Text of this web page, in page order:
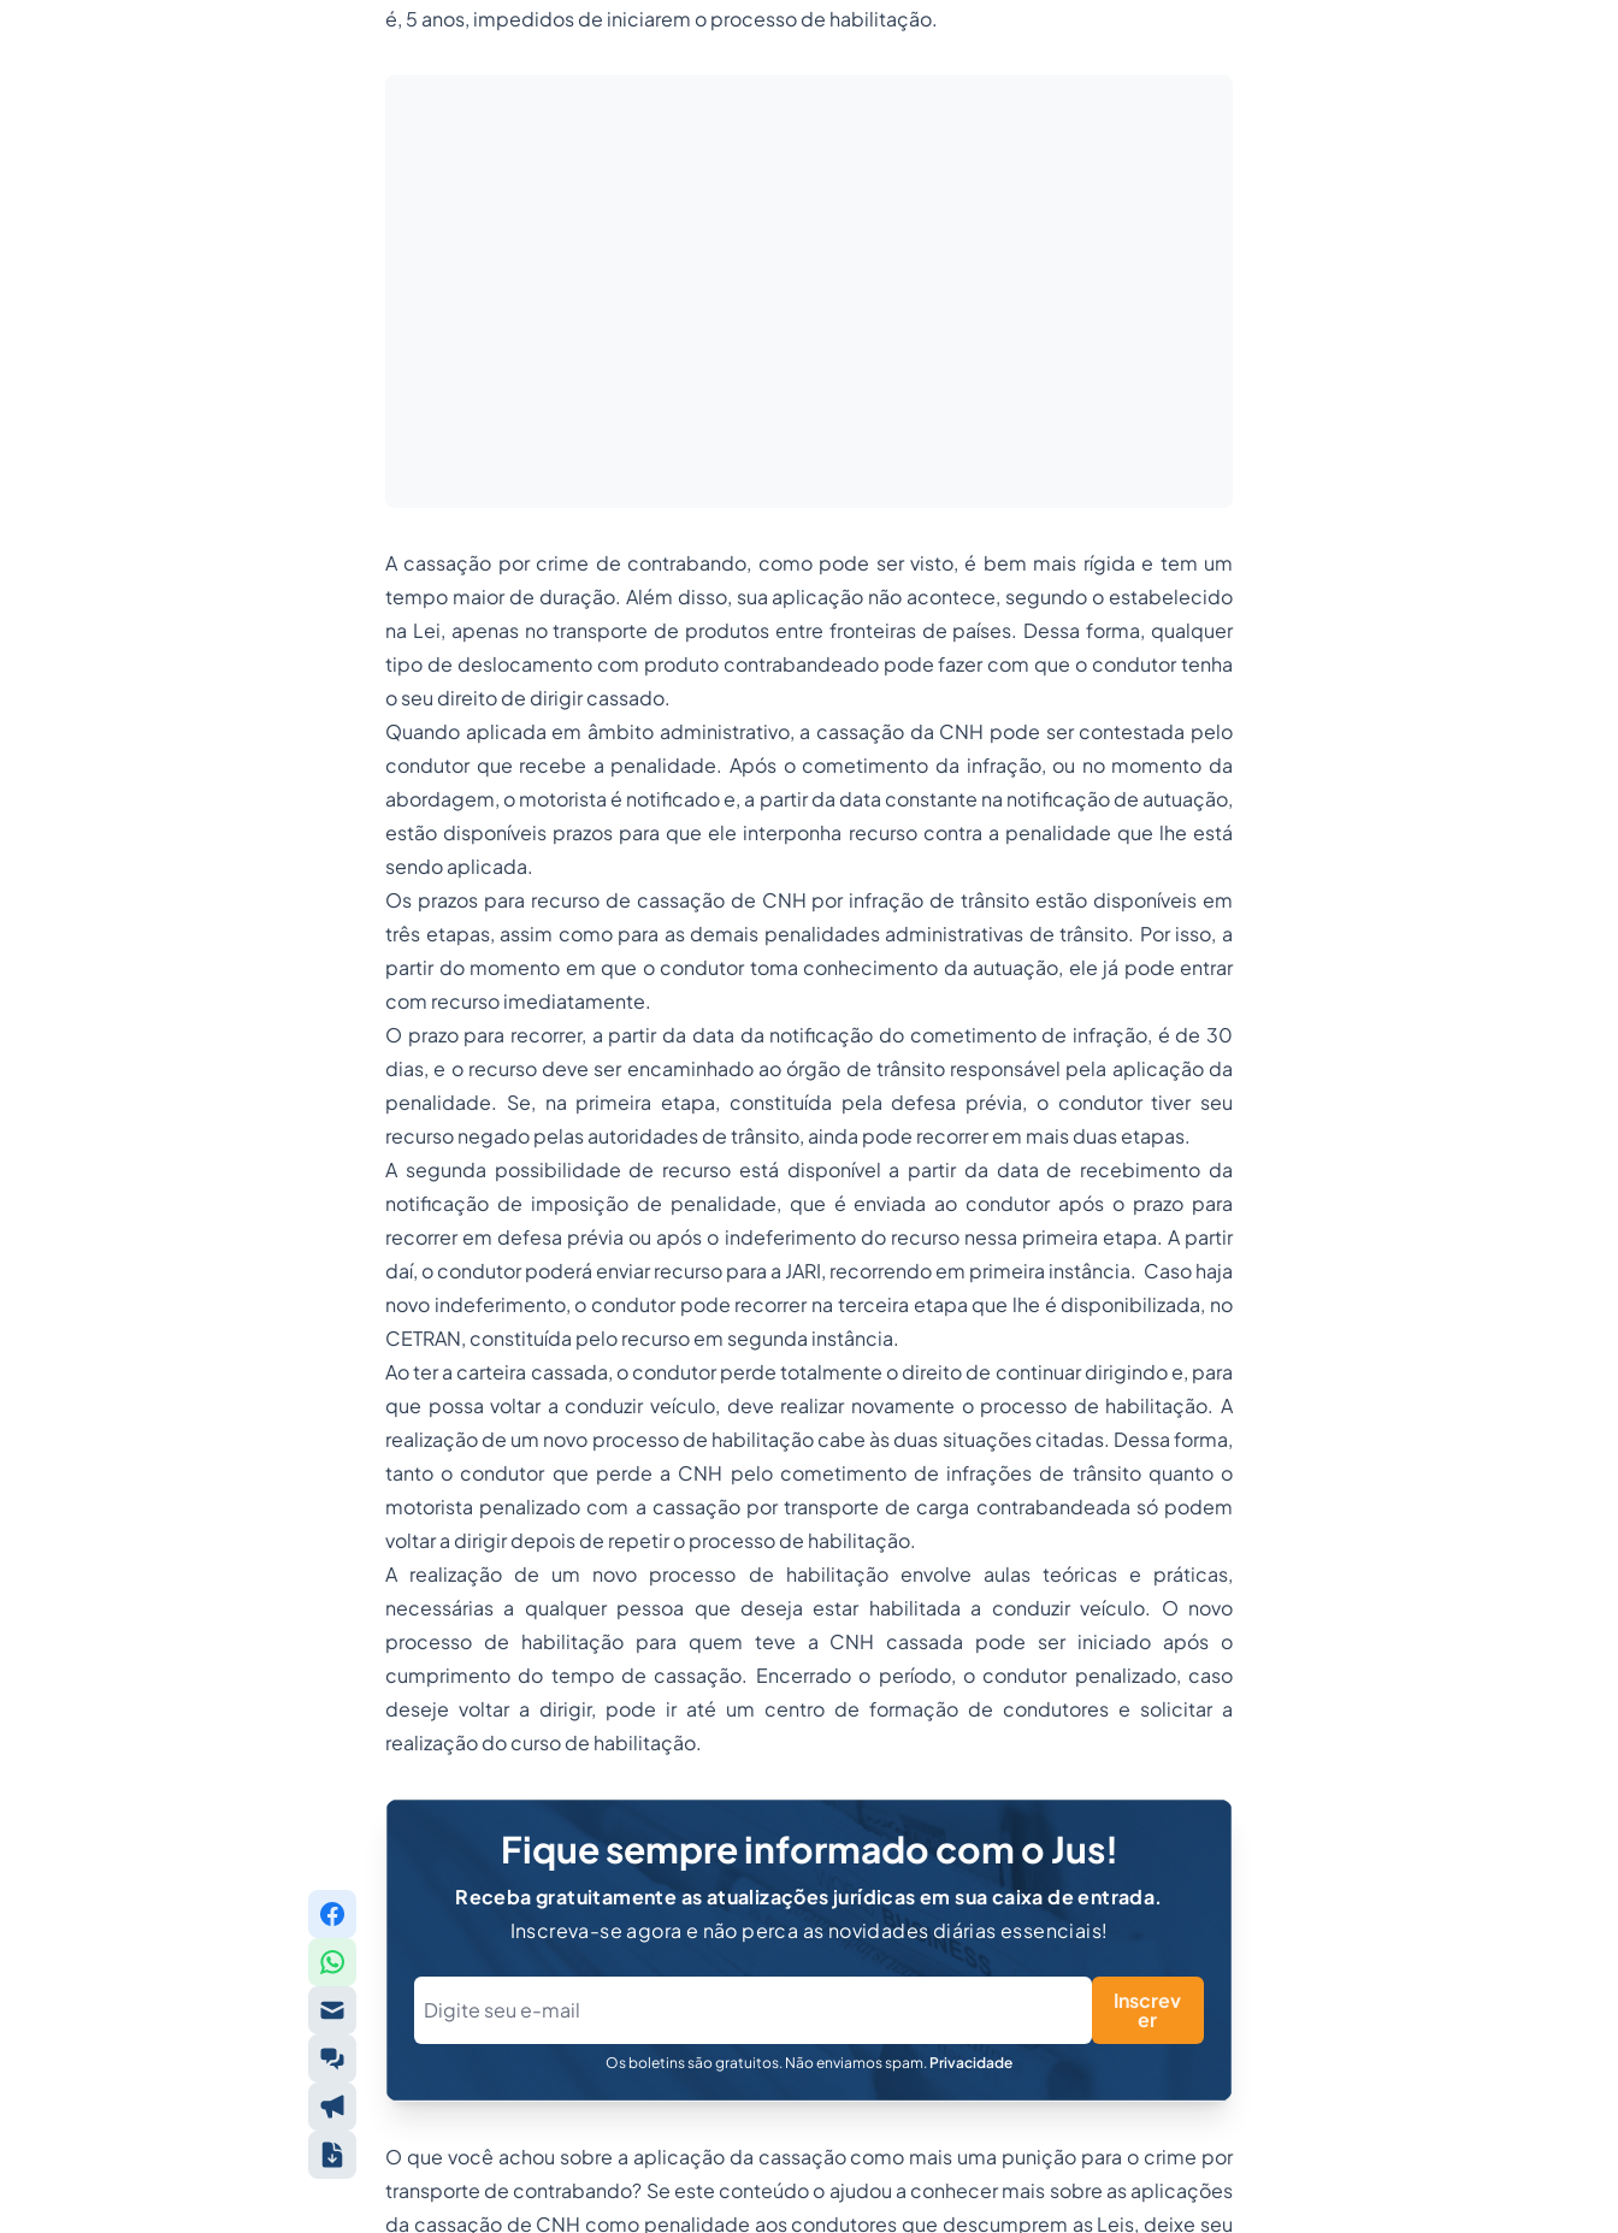
é, 5 anos, impedidos de iniciarem o processo de habilitação.
A cassação por crime de contrabando, como pode ser visto, é bem mais rígida e tem um
tempo maior de duração. Além disso, sua aplicação não acontece, segundo o estabelecido
na Lei, apenas no transporte de produtos entre fronteiras de países. Dessa forma, qualquer
tipo de deslocamento com produto contrabandeado pode fazer com que o condutor tenha
o seu direito de dirigir cassado.
Quando aplicada em âmbito administrativo, a cassação da CNH pode ser contestada pelo
condutor que recebe a penalidade. Após o cometimento da infração, ou no momento da
abordagem, o motorista é notificado e, a partir da data constante na notificação de autuação,
estão disponíveis prazos para que ele interponha recursocontra a penalidade que lhe está
sendo aplicada.
Os prazos para recurso de cassação de CNH por infração de trânsito estão disponíveis em
três etapas, assim como para as demais penalidades administrativas de trânsito. Por isso, a
partir do momento em que o condutor toma conhecimento da autuação, ele já pode entrar
com recurso imediatamente.
O prazo para recorrer, a partir da data da notificação do cometimento de infração, é de 30
dias, e o recurso deve ser encaminhado ao órgão de trânsito responsável pela aplicação da
penalidade. Se, na primeira etapa, constituída pela defesa prévia, o condutor tiver seu
recurso negado pelas autoridades de trânsito, ainda pode recorrer em mais duas etapas.
A segunda possibilidade de recurso está disponível a partir da data de recebimento da
notificação de imposição de penalidade, que é enviada ao condutor após o prazo para
recorrer em defesa prévia ou após o indeferimento do recurso nessa primeira etapa. A partir
daí, o condutor poderá enviar recurso para a JARI, recorrendo em primeira instância. Caso haja
novo indeferimento, o condutor pode recorrer na terceira etapa que lhe é disponibilizada, no
CETRAN, constituída pelo recurso em segunda instância.
Ao ter a carteira cassada, o condutor perde totalmente o direito de continuar dirigindo e, para
que possa voltar a conduzir veículo, deve realizar novamente o processo de habilitação. A
realização de um novo processo de habilitação cabe às duas situações citadas. Dessa forma,
tanto o condutor que perde a CNH pelo cometimento de infrações de trânsito quanto o
motorista penalizado com a cassação por transporte de carga contrabandeada só podem
voltar a dirigir depois de repetir o processo de habilitação.
A realização de um novo processo de habilitação envolve aulas teóricas e práticas,
necessárias a qualquer pessoa que deseja estar habilitada a conduzir veículo. O novo
processo de habilitação para quem teve a CNH cassada pode ser iniciado após o
cumprimento do tempo de cassação. Encerrado o período, o condutor penalizado, caso
deseje voltar a dirigir, pode ir até um centro de formação de condutores e solicitar a
realização do curso de habilitação.
Fique sempre informado com o Jus!
Receba gratuitamente as atualizações jurídicas em sua caixa de entrada.
Inscreva-se agora e não perca as novidades diárias essenciais!
Inscrev
er
Os boletins são gratuitos. Não enviamos spam. Privacidade
O que você achou sobre a aplicação da cassação como mais uma punição para o crime por
transporte de contrabando? Se este conteúdo o ajudou a conhecer mais sobre as aplicações
da cassação de CNH como penalidade aos condutores que descumprem as Leis, deixe seu